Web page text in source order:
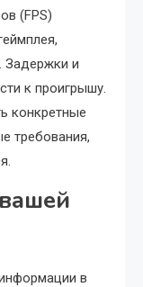
(FPS)
Задержки и
к проигрышу.
конкретные
требования,
в